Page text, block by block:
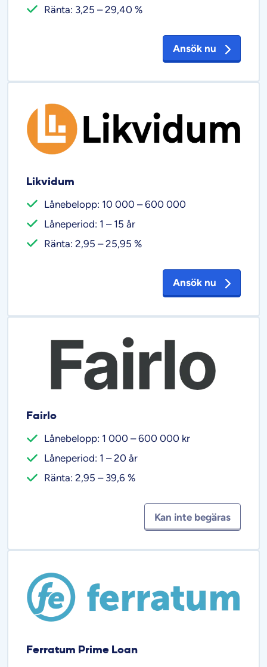
Ränta: 3,25 – 29,40 %
Ansök nu
Likvidum
Lånebelopp: 10 000 – 600 000
Låneperiod: 1 – 15 år
Ränta: 2,95 – 25,95 %
Ansök nu
Fairlo
Lånebelopp: 1 000 – 600 000 kr
Låneperiod: 1 – 20 år
Ränta: 2,95 – 39,6 %
Kan inte begäras
Ferratum Prime Loan